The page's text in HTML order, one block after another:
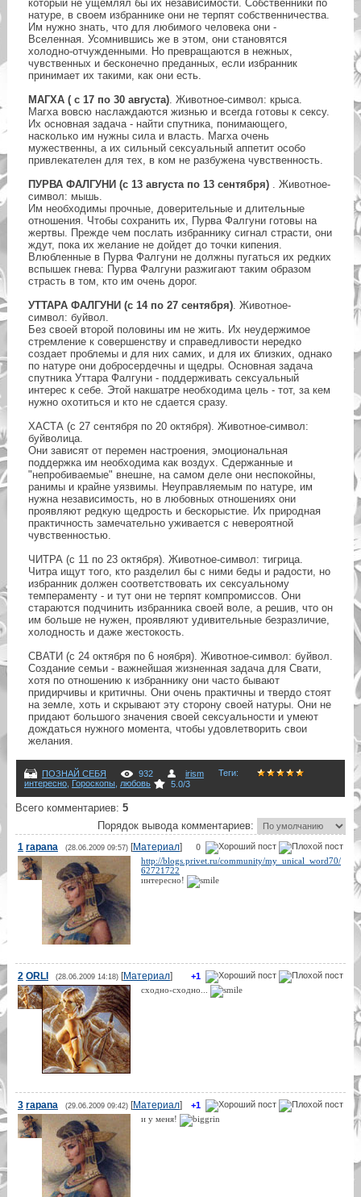
который не ущемлял бы их независимости. Собственники по
натуре, в своем избраннике они не терпят собственничества.
Им нужно знать, что для любимого человека они -
Вселенная. Усомнившись же в этом, они становятся
холодно-отчужденными. Но превращаются в нежных,
чувственных и бесконечно преданных, если избранник
принимает их такими, как они есть.
МАГХА ( c 17 по 30 августа). Животное-символ: крыса.
Магха вовсю наслаждаются жизнью и всегда готовы к сексу.
Их основная задача - найти спутника, понимающего,
насколько им нужны сила и власть. Магха очень
мужественны, а их сильный сексуальный аппетит особо
привлекателен для тех, в ком не разбужена чувственность.
ПУРВА ФАЛГУНИ (с 13 августа по 13 сентября). Животное-
символ: мышь.
Им необходимы прочные, доверительные и длительные
отношения. Чтобы сохранить их, Пурва Фалгуни готовы на
жертвы. Прежде чем послать избраннику сигнал страсти, они
ждут, пока их желание не дойдет до точки кипения.
Влюбленные в Пурва Фалгуни не должны пугаться их редких
вспышек гнева: Пурва Фалгуни разжигают таким образом
страсть в том, кто им очень дорог.
УТТАРА ФАЛГУНИ (с 14 по 27 сентября). Животное-
символ: буйвол.
Без своей второй половины им не жить. Их неудержимое
стремление к совершенству и справедливости нередко
создает проблемы и для них самих, и для их близких, однако
по натуре они добросердечны и щедры. Основная задача
спутника Уттара Фалгуни - поддерживать сексуальный
интерес к себе. Этой накшатре необходима цель - тот, за кем
нужно охотиться и кто не сдается сразу.
ХАСТА (с 27 сентября по 20 октября). Животное-символ:
буйволица.
Они зависят от перемен настроения, эмоциональная
поддержка им необходима как воздух. Сдержанные и
"непробиваемые" внешне, на самом деле они неспокойны,
ранимы и крайне уязвимы. Неуправляемым по натуре, им
нужна независимость, но в любовных отношениях они
проявляют редкую щедрость и бескорыстие. Их природная
практичность замечательно уживается с невероятной
чувственностью.
ЧИТРА (с 11 по 23 октября). Животное-символ: тигрица.
Читра ищут того, кто разделил бы с ними беды и радости, но
избранник должен соответствовать их сексуальному
темпераменту - и тут они не терпят компромиссов. Они
стараются подчинить избранника своей воле, а решив, что он
им больше не нужен, проявляют удивительные безразличие,
холодность и даже жестокость.
СВАТИ (с 24 октября по 6 ноября). Животное-символ: буйвол.
Создание семьи - важнейшая жизненная задача для Свати,
хотя по отношению к избраннику они часто бывают
придирчивы и критичны. Они очень практичны и твердо стоят
на земле, хоть и скрывают эту сторону своей натуры. Они не
придают большого значения своей сексуальности и умеют
дождаться нужного момента, чтобы удовлетворить свои
желания.
ПОЗНАЙ СЕБЯ 932 irism Теги:
интересно, Гороскопы, любовь 5.0/3
Всего комментариев: 5
Порядок вывода комментариев:
0
1 rapana (28.06.2009 09:57)[Материал]
http://blogs.privet.ru/community/my_unical_word70/
62721722
интересно!
+1
2 ORLI (28.06.2009 14:18)[Материал]
сходно-сходно...
+1
3 rapana (29.06.2009 09:42)[Материал]
и у меня!